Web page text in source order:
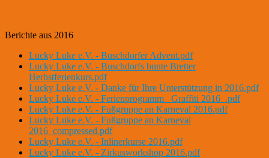
Berichte aus 2016
Lucky Luke e.V. - Buschdorfer Advent.pdf
Lucky Luke e.V. - Buschdorfs bunte Bretter
Herbstferienkurs.pdf
Lucky Luke e.V. - Danke für Ihre Unterstützung in 2016.pdf
Lucky Luke e.V. - Ferienprogramm _Graffiti 2016_.pdf
Lucky Luke e.V. - Fußgruppe an Karneval 2016.pdf
Lucky Luke e.V. - Fußgruppe an Karneval
2016_compressed.pdf
Lucky Luke e.V. - Inlinerkurse 2016.pdf
Lucky Luke e.V. - Zirkusworkshop 2016.pdf